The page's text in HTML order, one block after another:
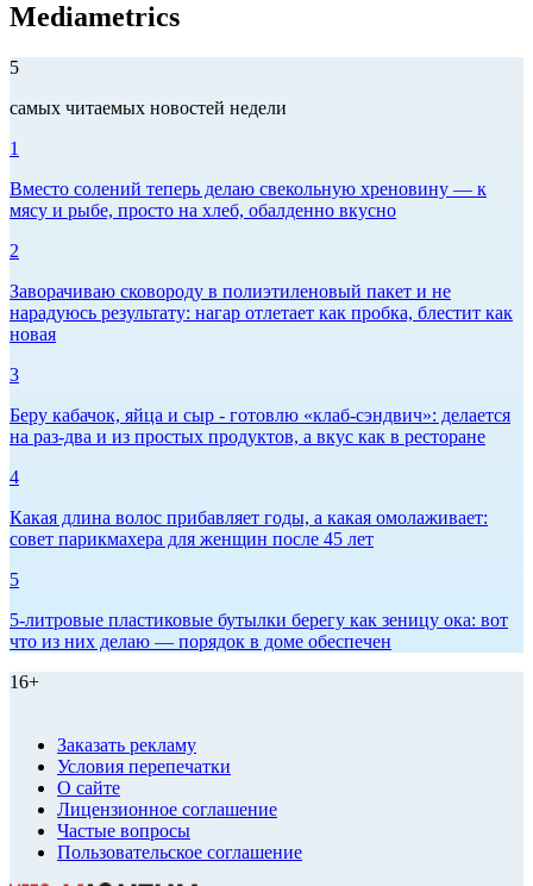
Mediametrics
5
самых читаемых новостей недели
1
Вместо солений теперь делаю свекольную хреновину — к
мясу и рыбе, просто на хлеб, обалденно вкусно
2
Заворачиваю сковороду в полиэтиленовый пакет и не
нарадуюсь результату: нагар отлетает как пробка, блестит как
новая
3
Беру кабачок, яйца и сыр - готовлю «клаб-сэндвич»: делается
на раз-два и из простых продуктов, а вкус как в ресторане
4
Какая длина волос прибавляет годы, а какая омолаживает:
совет парикмахера для женщин после 45 лет
5
5-литровые пластиковые бутылки берегу как зеницу ока: вот
что из них делаю — порядок в доме обеспечен
16+
Заказать рекламу
Условия перепечатки
О сайте
Лицензионное соглашение
Частые вопросы
Пользовательское соглашение